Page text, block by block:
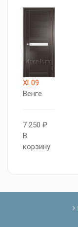
XL09
Венге
7 250 ₽
В
корзину